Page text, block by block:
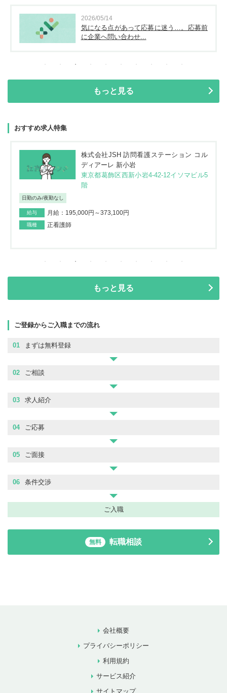
2026/05/14
気になる点があって応募に迷う…。応募前
に企業へ問い合わせ...
もっと見る
おすすめ求人特集
株式会社JSH 訪問看護ステーション コル
ディアーレ 新小岩
東京都葛飾区西新小岩4-42-12イソマビル5
階
日勤のみ/夜勤なし
給与 月給：195,000円～373,100円
職種 正看護師
もっと見る
ご登録からご入職までの流れ
01 まずは無料登録
02 ご相談
03 求人紹介
04 ご応募
05 ご面接
06 条件交渉
ご入職
無料 転職相談
会社概要
プライバシーポリシー
利用規約
サービス紹介
サイトマップ